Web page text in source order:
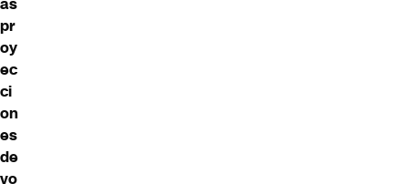
pr
oy
ec
ci
on
es
de
vo